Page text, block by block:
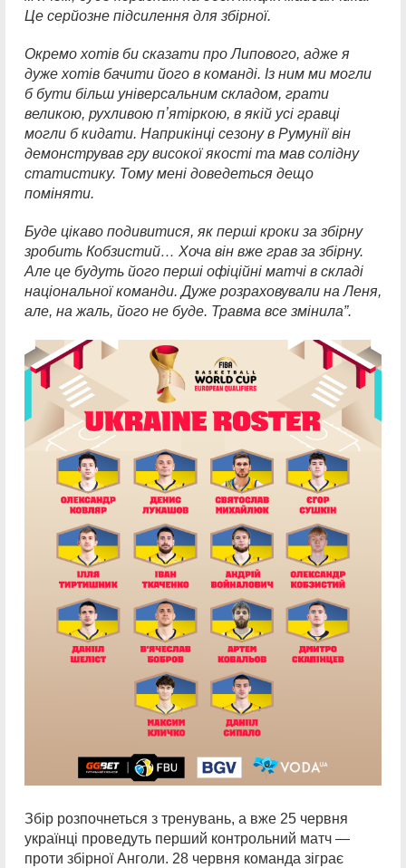
Це серйозне підсилення для збірної.
Окремо хотів би сказати про Липового, адже я
дуже хотів бачити його в команді. Із ним ми могли
б бути більш універсальним складом, грати
великою, рухливою пʼятіркою, в якій усі гравці
могли б кидати. Наприкінці сезону в Румунії він
демонстрував гру високої якості та мав солідну
статистику. Тому мені доведеться дещо
поміняти.
Буде цікаво подивитися, як перші кроки за збірну
зробить Кобзистий… Хоча він вже грав за збірну.
Але це будуть його перші офіційні матчі в складі
національної команди. Дуже розраховували на Леня,
але, на жаль, його не буде. Травма все змінила”.
Збір розпочнеться з тренувань, а вже 25 червня
українці проведуть перший контрольний матч —
проти збірної Анголи. 28 червня команда зіграє